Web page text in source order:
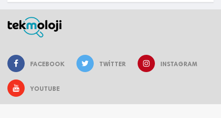
FACEBOOK TWITTER INSTAGRAM
YOUTUBE